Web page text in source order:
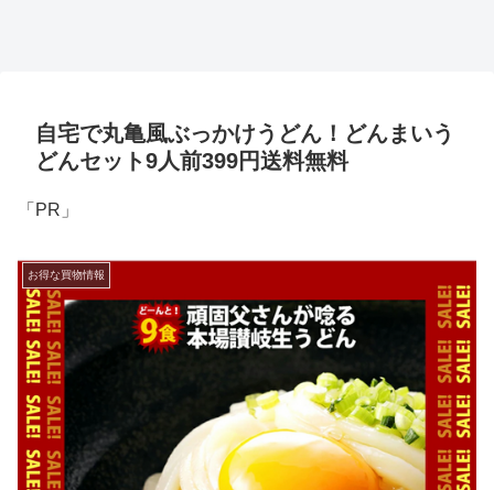
自宅で丸亀風ぶっかけうどん！どんまいう
どんセット9人前399円送料無料
「PR」
お得な買物情報